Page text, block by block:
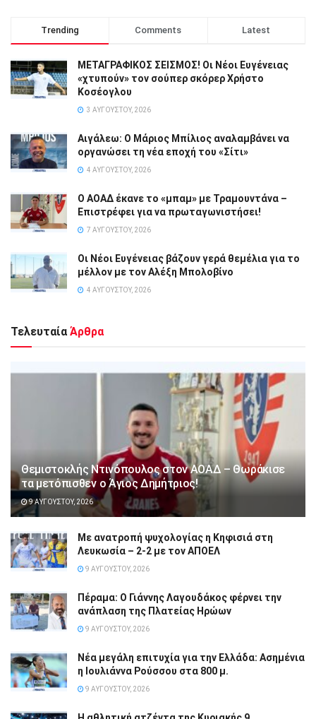
Trending Comments Latest
ΜΕΤΑΓΡΑΦΙΚΟΣ ΣΕΙΣΜΟΣ! Οι Νέοι Ευγένειας
«χτυπούν» τον σούπερ σκόρερ Χρήστο
Κοσέογλου
3 ΑΥΓΟΎΣΤΟΥ, 2026
Αιγάλεω: Ο Μάριος Μπίλιος αναλαμβάνει να
οργανώσει τη νέα εποχή του «Σίτι»
4 ΑΥΓΟΎΣΤΟΥ, 2026
Ο ΑΟΑΔ έκανε το «μπαμ» με Τραμουντάνα –
Επιστρέφει για να πρωταγωνιστήσει!
7 ΑΥΓΟΎΣΤΟΥ, 2026
Οι Νέοι Ευγένειας βάζουν γερά θεμέλια για το
μέλλον με τον Αλέξη Μπολοβίνο
4 ΑΥΓΟΎΣΤΟΥ, 2026
Τελευταία Άρθρα
Θεμιστοκλής Ντινόπουλος στον ΑΟΑΔ – Θωράκισε
τα μετόπισθεν ο Άγιος Δημήτριος!
9 ΑΥΓΟΎΣΤΟΥ, 2026
Με ανατροπή ψυχολογίας η Κηφισιά στη
Λευκωσία – 2-2 με τον ΑΠΟΕΛ
9 ΑΥΓΟΎΣΤΟΥ, 2026
Πέραμα: Ο Γιάννης Λαγουδάκος φέρνει την
ανάπλαση της Πλατείας Ηρώων
9 ΑΥΓΟΎΣΤΟΥ, 2026
Νέα μεγάλη επιτυχία για την Ελλάδα: Ασημένια
η Ιουλιάννα Ρούσσου στα 800 μ.
9 ΑΥΓΟΎΣΤΟΥ, 2026